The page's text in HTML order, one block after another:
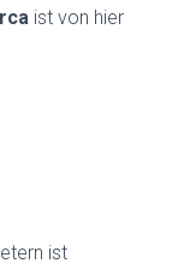
ist von hier
ist